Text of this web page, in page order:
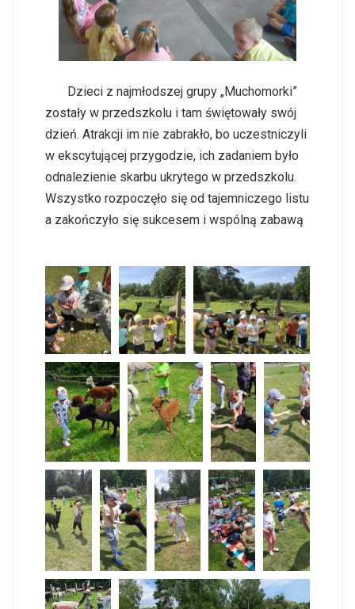
Dzieci z najmłodszej grupy „Muchomorki”
zostały w przedszkolu i tam świętowały swój
dzień. Atrakcji im nie zabrakło, bo uczestniczyli
w ekscytującej przygodzie, ich zadaniem było
odnalezienie skarbu ukrytego w przedszkolu.
Wszystko rozpoczęło się od tajemniczego listu
a zakończyło się sukcesem i wspólną zabawą